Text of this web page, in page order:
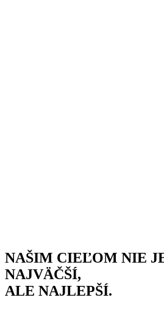
NAŠIM CIEĽOM NIE
NAJVÄČŠÍ,
ALE NAJLEPŠÍ.